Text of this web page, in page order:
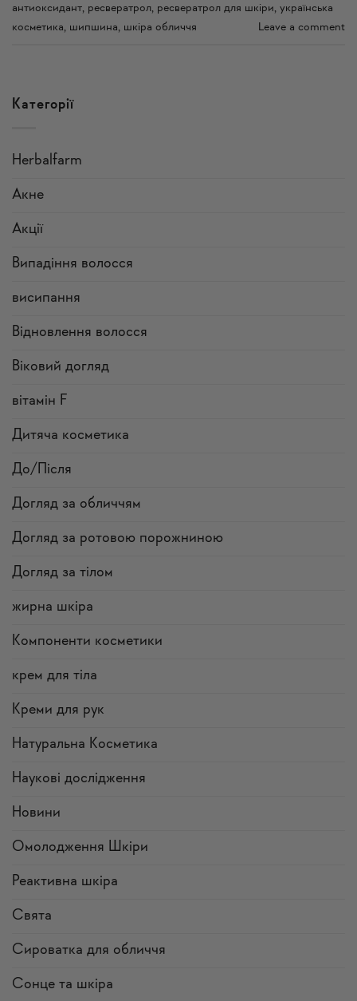
антиоксидант, ресвератрол, ресвератрол для шкіри, українська
косметика, шипшина, шкіра обличчя Leave a comment
Категорії
Herbalfarm
Акне
Акції
Випадіння волосся
висипання
Відновлення волосся
Віковий догляд
вітамін F
Дитяча косметика
До/Після
Догляд за обличчям
Догляд за ротовою порожниною
Догляд за тілом
жирна шкіра
Компоненти косметики
крем для тіла
Креми для рук
Натуральна Косметика
Наукові дослідження
Новини
Омолодження Шкіри
Реактивна шкіра
Свята
Сироватка для обличчя
Сонце та шкіра